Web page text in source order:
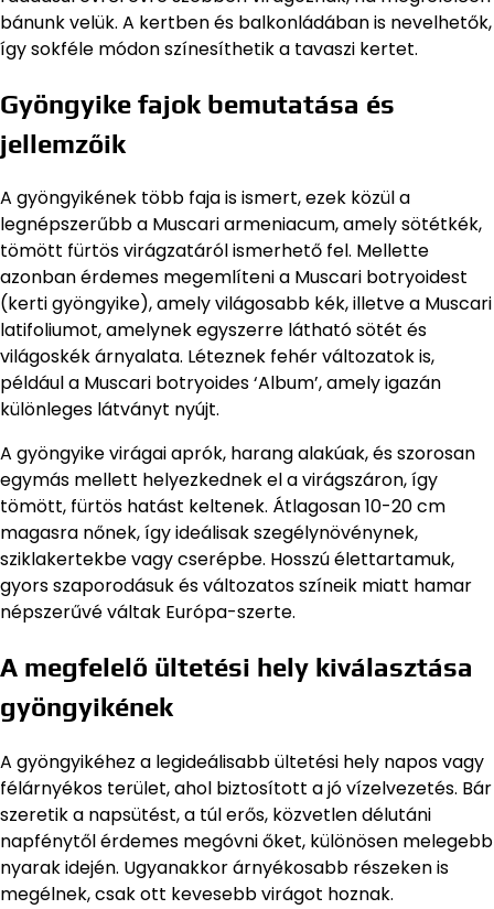
bánunk velük. A kertben és balkonládában is nevelhetők,
így sokféle módon színesíthetik a tavaszi kertet.
Gyöngyike fajok bemutatása és
jellemzőik
A gyöngyikének több faja is ismert, ezek közül a
legnépszerűbb a Muscari armeniacum, amely sötétkék,
tömött fürtös virágzatáról ismerhető fel. Mellette
azonban érdemes megemlíteni a Muscari botryoidest
(kerti gyöngyike), amely világosabb kék, illetve a Muscari
latifoliumot, amelynek egyszerre látható sötét és
világoskék árnyalata. Léteznek fehér változatok is,
például a Muscari botryoides ‘Album’, amely igazán
különleges látványt nyújt.
A gyöngyike virágai aprók, harang alakúak, és szorosan
egymás mellett helyezkednek el a virágszáron, így
tömött, fürtös hatást keltenek. Átlagosan 10-20 cm
magasra nőnek, így ideálisak szegélynövénynek,
sziklakertekbe vagy cserépbe. Hosszú élettartamuk,
gyors szaporodásuk és változatos színeik miatt hamar
népszerűvé váltak Európa-szerte.
A megfelelő ültetési hely kiválasztása
gyöngyikének
A gyöngyikéhez a legideálisabb ültetési hely napos vagy
félárnyékos terület, ahol biztosított a jó vízelvezetés. Bár
szeretik a napsütést, a túl erős, közvetlen délutáni
napfénytől érdemes megóvni őket, különösen melegebb
nyarak idején. Ugyanakkor árnyékosabb részeken is
megélnek, csak ott kevesebb virágot hoznak.